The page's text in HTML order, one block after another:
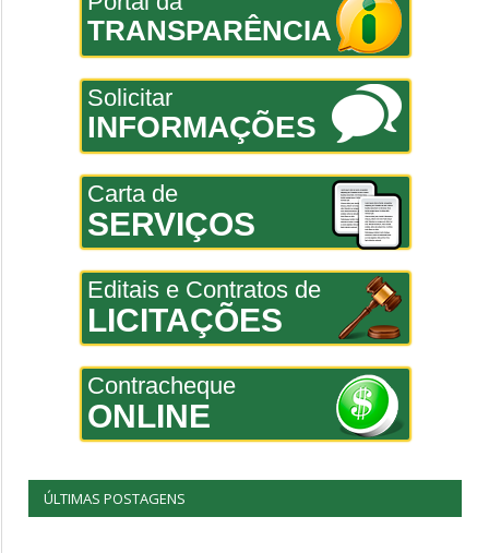
TRANSPARÊNCIA
Solicitar
INFORMAÇÕES
Carta de
SERVIÇOS
Editais e Contratos de
LICITAÇÕES
Contracheque
ONLINE
ÚLTIMAS POSTAGENS